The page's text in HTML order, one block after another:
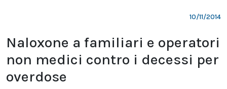
10/11/2014
Naloxone a familiari e operatori
non medici contro i decessi per
overdose